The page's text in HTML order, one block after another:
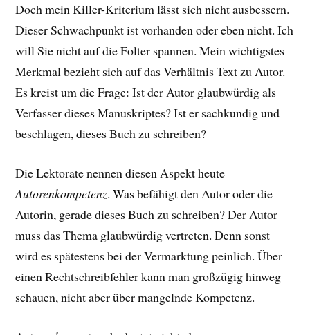
Doch mein Killer-Kriterium lässt sich nicht ausbessern.
Dieser Schwachpunkt ist vorhanden oder eben nicht. Ich
will Sie nicht auf die Folter spannen. Mein wichtigstes
Merkmal bezieht sich auf das Verhältnis Text zu Autor.
Es kreist um die Frage: Ist der Autor glaubwürdig als
Verfasser dieses Manuskriptes? Ist er sachkundig und
beschlagen, dieses Buch zu schreiben?
Die Lektorate nennen diesen Aspekt heute
Autorenkompetenz. Was befähigt den Autor oder die
Autorin, gerade dieses Buch zu schreiben? Der Autor
muss das Thema glaubwürdig vertreten. Denn sonst
wird es spätestens bei der Vermarktung peinlich. Über
einen Rechtschreibfehler kann man großzügig hinweg
schauen, nicht aber über mangelnde Kompetenz.